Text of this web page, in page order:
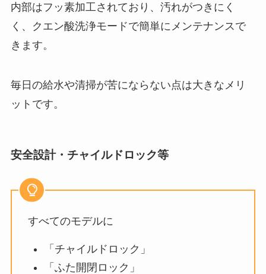
内部はフッ素加工されており、汚れがつきにく
く、クエン酸洗浄モードで簡単にメンテナンスで
きます。
毎日の給水や清掃が苦にならない点は大きなメリ
ットです。
安全設計・チャイルドロック等
すべてのモデルに
「チャイルドロック」
「ふた開閉ロック」